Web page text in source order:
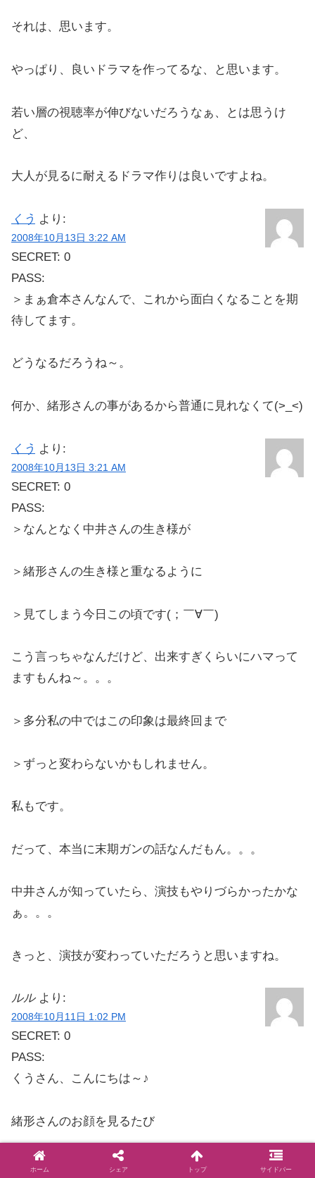
それは、思います。
やっぱり、良いドラマを作ってるな、と思います。
若い層の視聴率が伸びないだろうなぁ、とは思うけ
ど、
大人が見るに耐えるドラマ作りは良いですよね。
くう より:
2008年10月13日 3:22 AM
SECRET: 0
PASS:
＞まぁ倉本さんなんで、これから面白くなることを期
待してます。
どうなるだろうね～。
何か、緒形さんの事があるから普通に見れなくて(>_<)
くう より:
2008年10月13日 3:21 AM
SECRET: 0
PASS:
＞なんとなく中井さんの生き様が
＞緒形さんの生き様と重なるように
＞見てしまう今日この頃です(；￣∀￣)
こう言っちゃなんだけど、出来すぎくらいにハマって
ますもんね～。。。
＞多分私の中ではこの印象は最終回まで
＞ずっと変わらないかもしれません。
私もです。
だって、本当に末期ガンの話なんだもん。。。
中井さんが知っていたら、演技もやりづらかったかな
ぁ。。。
きっと、演技が変わっていただろうと思いますね。
ルル より:
2008年10月11日 1:02 PM
SECRET: 0
PASS:
くうさん、こんにちは～♪
緒形さんのお顔を見るたび
ウルウルしてしまい(/ヘ￣､)ｸﾞｽﾝ
ホーム シェア トップ サイドバー